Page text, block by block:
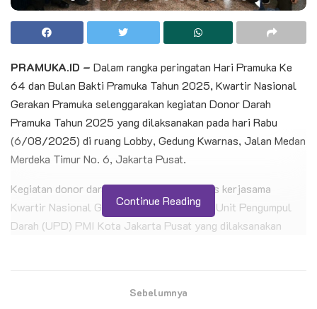
PRAMUKA.ID – Dalam rangka peringatan Hari Pramuka Ke
64 dan Bulan Bakti Pramuka Tahun 2025, Kwartir Nasional
Gerakan Pramuka selenggarakan kegiatan Donor Darah
Pramuka Tahun 2025 yang dilaksanakan pada hari Rabu
(6/08/2025) di ruang Lobby, Gedung Kwarnas, Jalan Medan
Merdeka Timur No. 6, Jakarta Pusat.
Kegiatan donor darah ini terselenggara atas kerjasama
Kwartir Nasional Gerakan Pramuka dengan Unit Pengumpul
Darah (UPD) PMI Kota Jakarta Pusat yang dilaksanakan
Continue Reading
Sebelumnya